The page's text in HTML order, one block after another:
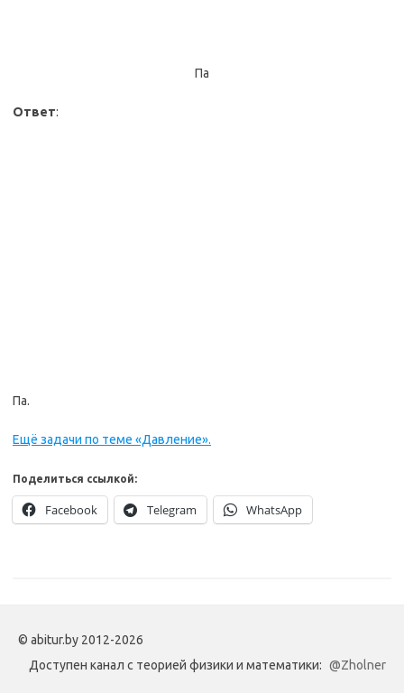
Па
Ответ:
Па.
Ещё задачи по теме «Давление».
Поделиться ссылкой:
Facebook Telegram WhatsApp
© abitur.by 2012-2026
Доступен канал с теорией физики и математики: @Zholner